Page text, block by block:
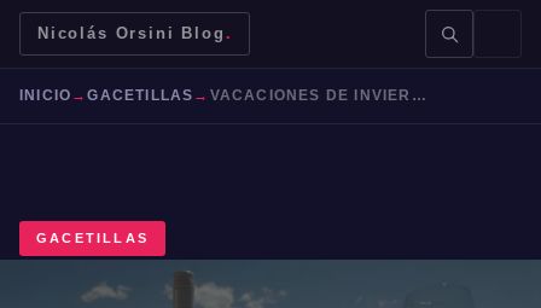
Nicolás Orsini Blog .
BUSCAR →
INICIO →GACETILLAS → VACACIONES DE INVIERNO EN GAIA DE DOMAINE BOUSQUET
GACETILLAS